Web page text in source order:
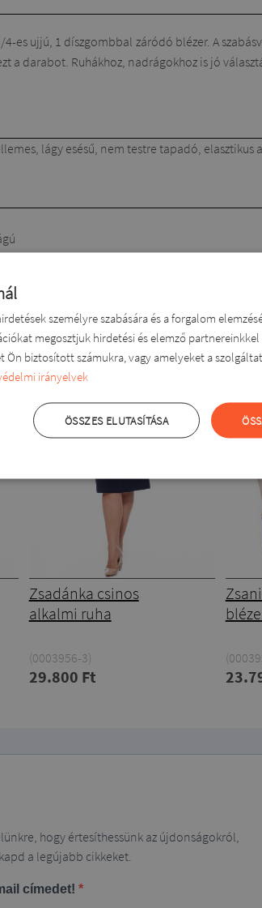
es ujjú, 1 díszgombbal záródó blézer. A
a darabot. Ruhákhoz, nadrágokhoz is jó
lágy esésű, nem testre tapadó,
Zsadánka csinos
alkalmi ruha
(0003956-3)
29.800 Ft
hogy értesíthessünk az újdonságokról,
a legújabb cikkeket.
címedet!
személyre szabására és a forgalom
megosztjuk hirdetési és elemző partnereinkkel
Ön biztosított számukra, vagy amelyeket a
irányelvek
ÖSSZES ELUTASÍTÁSA